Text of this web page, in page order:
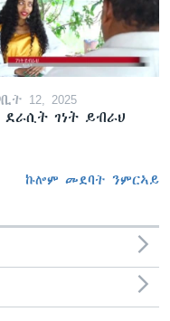
12, 2025
ደራሲት ገነት ይብራህ
ኩሎም መደባት ንምርኣይ